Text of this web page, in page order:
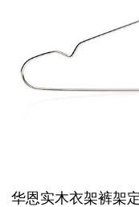
华恩实木衣架裤架